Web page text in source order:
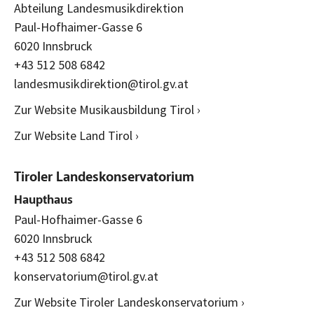
Abteilung Landesmusikdirektion
Paul-Hofhaimer-Gasse 6
6020 Innsbruck
+43 512 508 6842
landesmusikdirektion@tirol.gv.at
Zur Website Musikausbildung Tirol ›
Zur Website Land Tirol ›
Tiroler Landeskonservatorium
Haupthaus
Paul-Hofhaimer-Gasse 6
6020 Innsbruck
+43 512 508 6842
konservatorium@tirol.gv.at
Zur Website Tiroler Landeskonservatorium ›